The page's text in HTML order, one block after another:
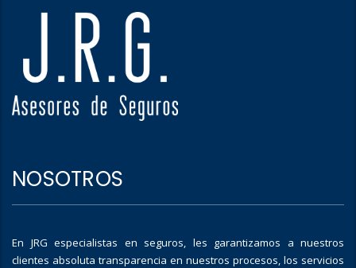
NOSOTROS
En JRG especialistas en seguros, les garantizamos a nuestros
clientes absoluta transparencia en nuestros procesos, los servicios